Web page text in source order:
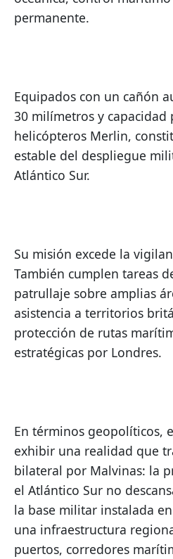
permanente.
Equipados con un cañón
30 milímetros y capacidad
helicópteros Merlin,
estable del despliegue
Atlántico Sur.
Su misión excede la
También cumplen tareas
patrullaje sobre amplias
asistencia a territorios
protección de rutas
estratégicas por Londres.
En términos geopolíticos,
exhibir una realidad que
bilateral por Malvinas: la
el Atlántico Sur no
la base militar instalada
una infraestructura
puertos, corredores